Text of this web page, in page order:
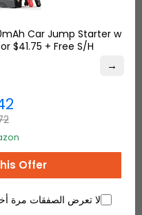
التسوق في عيد
→
Car Jump Starter w/
$41.75 + Free S/H
Offer
لا تعرض الصفقات مرة